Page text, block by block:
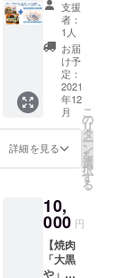
しま
す。 ※
摘み体
験参加
権有効
期限：
予約ご
案内か
ら1年
目
安：
2022年
～2022
年12月
31日
（再び
緊急事
元：
(株)千葉
県食肉
公社）
http://m
arguerit
pork.jp/
product
s/ ※分
量：旭
豚レ
モーク
パック1
個＋
マーガ
レット
ポーク
・貴味
メロン
→旬の
時期を
見計ら
いまし
て発送
いたし
(2022年
6月頃
～）
800ｇ
×1袋 ※
配送期
間： ・
写真
集 ″忘
れられ
た被災
→12月
より随
ます。
・シャ
インマ
スカッ
ト →旬
http://w
ww.kan
kouichi
go.com/
kougo/s
p/index.
html ※
料金は
送料・
込みと
なって
分量：1
箱（4
パック
分程
度） ※
のもの
まで取
り揃え
ていま
す。 蔵
出しの
その名
の通り
古い品
物です
にはお
値打ち
ばかり
です。
しま
す。 生
産者は
農事組
合法人
おうめ
いワク
ワクお
米クラ
ブの
法人お
うめい
ワクワ
クお米
クラブ
（海の
幸たっ
ぷりお
食事
券）＆
写真
集 ″忘
れられ
た被災
地”
『旭』
】 民宿
亭昼め
し旅
（海の
幸たっ
ぷりお
支援
者：
1人
お届
け予
定：
2021
年12
月
詳細を見る
こ
の
リ
タ
ー
ン
を
選
択
す
る
10,
000 円
【焼肉
「大黒
や」和